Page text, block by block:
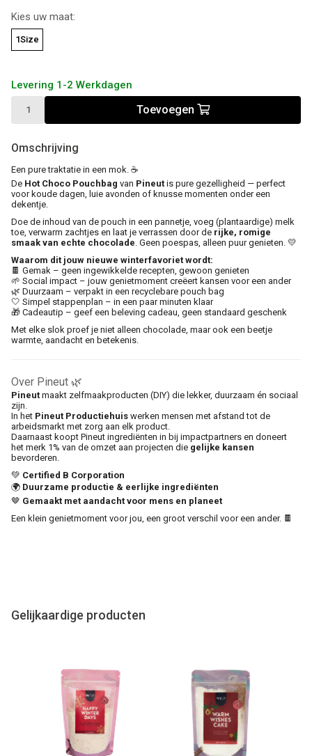
Kies uw maat:
1Size
Levering 1-2 Werkdagen
Toevoegen
Omschrijving
Een pure traktatie in een mok. ☕️
De Hot Choco Pouchbag van Pineut is pure gezelligheid — perfect
voor koude dagen, luie avonden of knusse momenten onder een
dekentje.
Doe de inhoud van de pouch in een pannetje, voeg (plantaardige) melk
toe, verwarm zachtjes en laat je verrassen door de rijke, romige
smaak van echte chocolade . Geen poespas, alleen puur genieten. 💛
Waarom dit jouw nieuwe winterfavoriet wordt:
🍫 Gemak – geen ingewikkelde recepten, gewoon genieten
🌱 Social impact – jouw genietmoment creëert kansen voor een ander
🌿 Duurzaam – verpakt in een recyclebare pouch bag
🤍 Simpel stappenplan – in een paar minuten klaar
🎁 Cadeautip – geef een beleving cadeau, geen standaard geschenk
Met elke slok proef je niet alleen chocolade, maar ook een beetje
warmte, aandacht en betekenis.
Over Pineut 🌿
Pineut maakt zelfmaakproducten (DIY) die lekker, duurzaam én sociaal
zijn.
In het Pineut Productiehuis werken mensen met afstand tot de
arbeidsmarkt met zorg aan elk product.
Daarnaast koopt Pineut ingrediënten in bij impactpartners en doneert
het merk 1% van de omzet aan projecten die gelijke kansen
bevorderen.
💚 Certified B Corporation
🌍 Duurzame productie & eerlijke ingrediënten
🤎 Gemaakt met aandacht voor mens en planeet
Een klein genietmoment voor jou, een groot verschil voor een ander. 🍫
Gelijkaardige producten